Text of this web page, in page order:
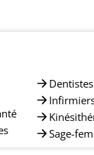
Dentistes
Sage-